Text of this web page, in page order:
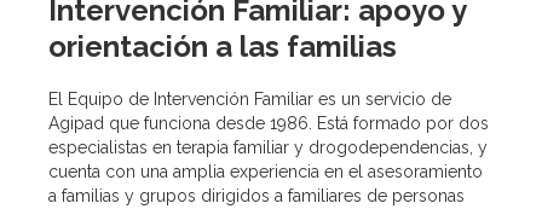
Intervención Familiar: apoyo y
orientación a las familias
El Equipo de Intervención Familiar es un servicio de
Agipad que funciona desde 1986. Está formado por dos
especialistas en terapia familiar y drogodependencias, y
cuenta con una amplia experiencia en el asesoramiento
a familias y grupos dirigidos a familiares de personas